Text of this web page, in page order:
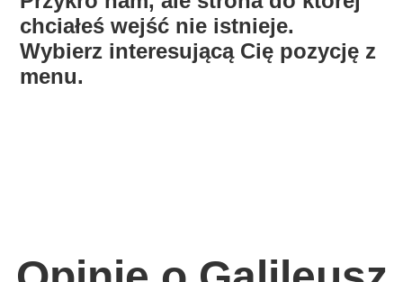
chciałeś wejść nie istnieje.
Wybierz interesującą Cię pozycję z
menu.